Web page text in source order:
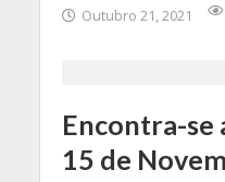
Outubro 21, 2021
Encontra-se
15 de